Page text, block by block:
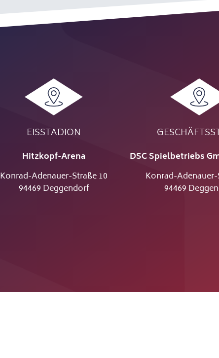
EISSTADION
Hitzkopf-Arena
Konrad-Adenauer-Straße 10
94469 Deggendorf
DSC Spielbetriebs
Konrad-Adenauer-
94469